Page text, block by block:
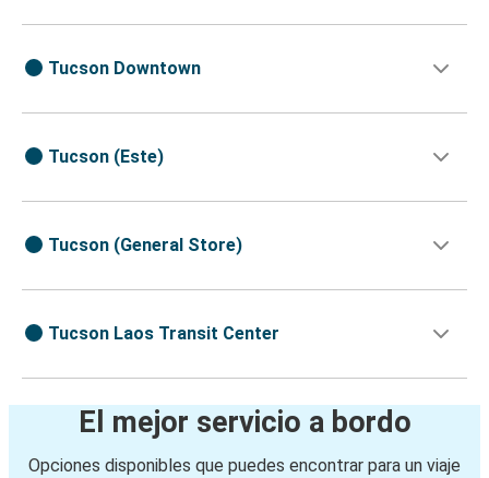
Tucson Downtown
Tucson (Este)
Tucson (General Store)
Tucson Laos Transit Center
El mejor servicio a bordo
Opciones disponibles que puedes encontrar para un viaje